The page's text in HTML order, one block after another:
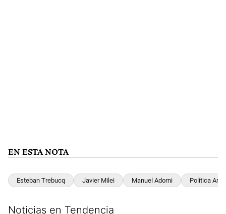
EN ESTA NOTA
Esteban Trebucq Javier Milei Manuel Adorni Política
Noticias en Tendencia